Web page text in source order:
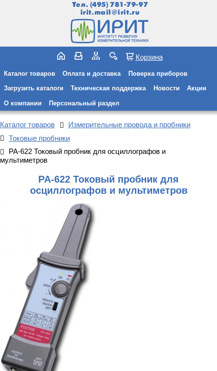
Тел. (495) 781-79-97
irit.mail@irit.ru
Корзина
Каталог товаров Оплата и доставка Поверка приборов
Загрузить каталоги Техническая поддержка Новости Акции
О компании Персональный раздел
Каталог товаров
Измерительные провода и пробники
Токовые пробники
PA-622 Токовый пробник для осциллографов и
мультиметров
PA-622 Токовый пробник для
осциллографов и мультиметров